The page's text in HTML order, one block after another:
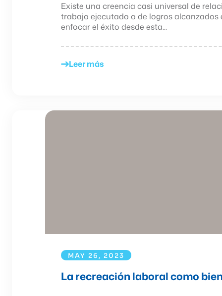
Existe una creencia casi universal de
trabajo ejecutado o de logros
enfocar el éxito desde esta...
Leer más
MAY 26, 2023
La recreación laboral como